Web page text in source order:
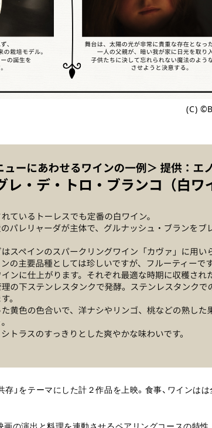
(C)
存」をテーマにした計２作品を上映。食事、ワインは